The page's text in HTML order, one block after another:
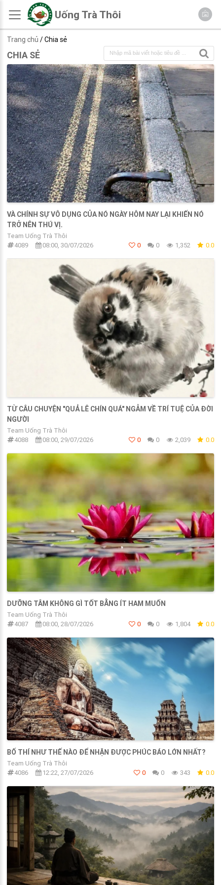
Uống Trà Thôi
Trang chủ / Chia sẻ
CHIA SẺ
VÀ CHÍNH SỰ VÔ DỤNG CỦA NÓ NGÀY HÔM NAY LẠI KHIẾN NÓ
TRỞ NÊN THÚ VỊ.
Team Uống Trà Thôi
4089
08:00, 30/07/2026 0 0 1,352 0.0
TỪ CÂU CHUYỆN "QUẢ LÊ CHÍN QUÁ" NGẪM VỀ TRÍ TUỆ CỦA ĐỜI
NGƯỜI
Team Uống Trà Thôi
4088
08:00, 29/07/2026 0 0 2,039 0.0
DƯỠNG TÂM KHÔNG GÌ TỐT BẰNG ÍT HAM MUỐN
Team Uống Trà Thôi
4087
08:00, 28/07/2026 0 0 1,804 0.0
BỐ THÍ NHƯ THẾ NÀO ĐỂ NHẬN ĐƯỢC PHÚC BÁO LỚN NHẤT?
Team Uống Trà Thôi
4086
12:22, 27/07/2026 0 0 343 0.0